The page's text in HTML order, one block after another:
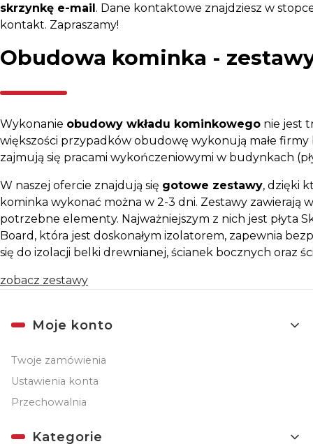
skrzynkę e-mail. Dane kontaktowe znajdziesz w
kontakt. Zapraszamy!
Obudowa kominka -
Wykonanie obudowy wkładu kominkowego nie jest
większości przypadków obudowę wykonują małe
zajmują się pracami wykończeniowymi w budynkach
W naszej ofercie znajdują się gotowe zestawy, dzięki
kominka wykonać można w 2-3 dni. Zestawy zawierają
potrzebne elementy. Najważniejszym z nich jest płyta
Board, która jest doskonałym izolatorem, zapewnia
się do izolacji belki drewnianej, ścianek bocznych oraz
zobacz zestawy
Linki w stopce
Moje konto
Twoje zamówienia
Ustawienia konta
Przechowalnia
Kategorie